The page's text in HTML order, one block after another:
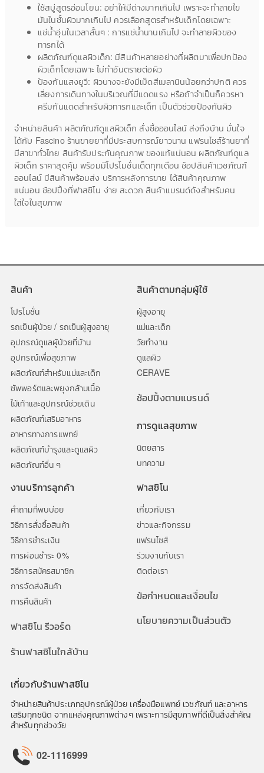
ใช้สบู่สูตรอ่อนโยน: อย่าให้มีด่างมากเกินไป เพราะจะทำลายไข
มันในชั้นผิวมากเกินไป ควรเลือกสูตรสำหรับเด็กโดยเฉพาะ
แช่น้ำอุ่นในเวลาสั้นๆ : การแช่น้ำนานเกินไป จะทำลายผิวของ
ทารกได้
ผลิตภัณฑ์ดูแลผิวเด็ก: มีสินค้าหลายอย่างที่ผลิตมาเพื่อปกป้อง
ผิวเด็กโดยเฉพาะ ไม่ทำอันตรายต่อผิว
ป้องกันแสงยูวี: ผิวบางจะยังมีเม็ดสีเมลานินน้อยกว่าปกติ ควร
เลี่ยงการเดินทางในบริเวณที่มีแดดแรง หรือถ้าจำเป็นก็ควรหา
ครีมกันแดดสำหรับผิวทารกและเด็ก เป็นตัวช่วยป้องกันผิว
จำหน่ายสินค้า ผลิตภัณฑ์ดูแลผิวเด็ก สั่งซื้อออนไลน์ ส่งถึงบ้าน มั่นใจ
ได้กับ Fascino ร้านขายยาที่มีประสบการณ์ยาวนาน แฟรนไชส์ร้านยาที่
มีสาขาทั่วไทย สินค้ารับประกันคุณภาพ ของแท้แน่นอน ผลิตภัณฑ์ดูแล
ผิวเด็ก ราคาสุดคุ้ม พร้อมมีโปรโมชั่นเด็ดทุกเดือน ช้อปสินค้าเวชภัณฑ์
ออนไลน์ มีสินค้าพร้อมส่ง บริการหลังการขาย ได้สินค้าคุณภาพ
แน่นอน ช้อปปิ้งที่ฟาสซิโน ง่าย สะดวก สินค้าแบรนด์ดังสำหรับคน
ใส่ใจในสุขภาพ
สินค้า
โปรโมชั่น
รถเข็นผู้ป่วย / รถเข็นผู้สูงอายุ
อุปกรณ์ดูแลผู้ป่วยที่บ้าน
อุปกรณ์เพื่อสุขภาพ
ผลิตภัณฑ์สำหรับแม่และเด็ก
ซัพพอร์ตและพยุงกล้ามเนื้อ
ไม้เท้าและอุปกรณ์ช่วยเดิน
ผลิตภัณฑ์เสริมอาหาร
อาหารทางการแพทย์
ผลิตภัณฑ์บำรุงและดูแลผิว
ผลิตภัณฑ์อื่น ๆ
สินค้าตามกลุ่มผู้ใช้
ผู้สูงอายุ
แม่และเด็ก
วัยทำงาน
ดูแลผิว
CERAVE
ช้อปปิ้งตามแบรนด์
การดูแลสุขภาพ
นิตยสาร
บทความ
งานบริการลูกค้า
คำถามที่พบบ่อย
วิธีการสั่งซื้อสินค้า
วิธีการชำระเงิน
การผ่อนชำระ 0%
วิธีการสมัครสมาชิก
การจัดส่งสินค้า
การคืนสินค้า
ฟาสซิโน รีวอร์ด
ร้านฟาสซิโนใกล้บ้าน
ฟาสซิโน
เกี่ยวกับเรา
ข่าวและกิจกรรม
แฟรนไซส์
ร่วมงานกับเรา
ติดต่อเรา
ข้อกำหนดและเงื่อนไข
นโยบายความเป็นส่วนตัว
เกี่ยวกับร้านฟาสซิโน
จำหน่ายสินค้าประเภทอุปกรณ์ผู้ป่วย เครื่องมือแพทย์ เวชภัณฑ์ และอาหาร
เสริมทุกชนิด จากแหล่งคุณภาพต่างๆ เพราะการมีสุขภาพที่ดีเป็นสิ่งสำคัญ
สำหรับทุกช่วงวัย
02-1116999